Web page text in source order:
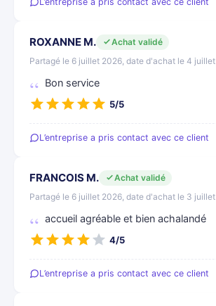
ROXANNE M.
Achat validé
Partagé le 6 juillet 2026, date d'achat le 4 juillet
Bon service
5/5
L’entreprise a pris contact avec ce client
FRANCOIS M.
Achat validé
Partagé le 6 juillet 2026, date d'achat le 3 juillet
accueil agréable et bien achalandé
4/5
L’entreprise a pris contact avec ce client